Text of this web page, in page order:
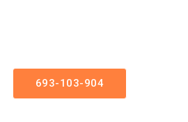
693-103-904
Panelowe